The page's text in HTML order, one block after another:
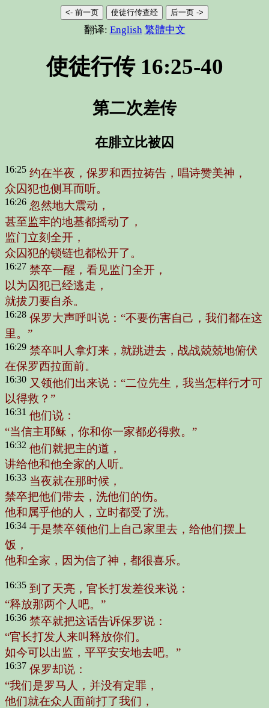
<- 前一页 使徒行传查经 后一页 ->
翻译: English 繁體中文
使徒行传 16:25-40
第二次差传
在腓立比被囚
16:25 约在半夜，保罗和西拉祷告，唱诗赞美神，
众囚犯也侧耳而听。
16:26 忽然地大震动，
甚至监牢的地基都摇动了，
监门立刻全开，
众囚犯的锁链也都松开了。
16:27 禁卒一醒，看见监门全开，
以为囚犯已经逃走，
就拔刀要自杀。
16:28 保罗大声呼叫说：“不要伤害自己，我们都在这
里。”
16:29 禁卒叫人拿灯来，就跳进去，战战兢兢地俯伏
在保罗西拉面前。
16:30 又领他们出来说：“二位先生，我当怎样行才可
以得救？”
16:31 他们说：
“当信主耶稣，你和你一家都必得救。”
16:32 他们就把主的道，
讲给他和他全家的人听。
16:33 当夜就在那时候，
禁卒把他们带去，洗他们的伤。
他和属乎他的人，立时都受了洗。
16:34 于是禁卒领他们上自己家里去，给他们摆上
饭，
他和全家，因为信了神，都很喜乐。
16:35 到了天亮，官长打发差役来说：
“释放那两个人吧。”
16:36 禁卒就把这话告诉保罗说：
“官长打发人来叫释放你们。
如今可以出监，平平安安地去吧。”
16:37 保罗却说：
“我们是罗马人，并没有定罪，
他们就在众人面前打了我们，